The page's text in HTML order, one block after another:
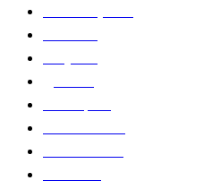
ತಾಜಾ ಸುದ್ದಿ 2865
ದೇಶ2245
ರಾಜ್ಯ 2216
ಕ್ರೀಡೆ1138
ಅಪರಾಧ791
ರಾಜಕೀಯ686
ಬೆಂಗಳೂರು681
ವಿದೇಶ625